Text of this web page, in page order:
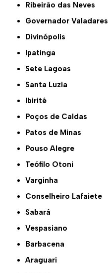
Ribeirão das Neves
Governador Valadares
Divinópolis
Ipatinga
Sete Lagoas
Santa Luzia
Ibirité
Poços de Caldas
Patos de Minas
Pouso Alegre
Teófilo Otoni
Varginha
Conselheiro Lafaiete
Sabará
Vespasiano
Barbacena
Araguari